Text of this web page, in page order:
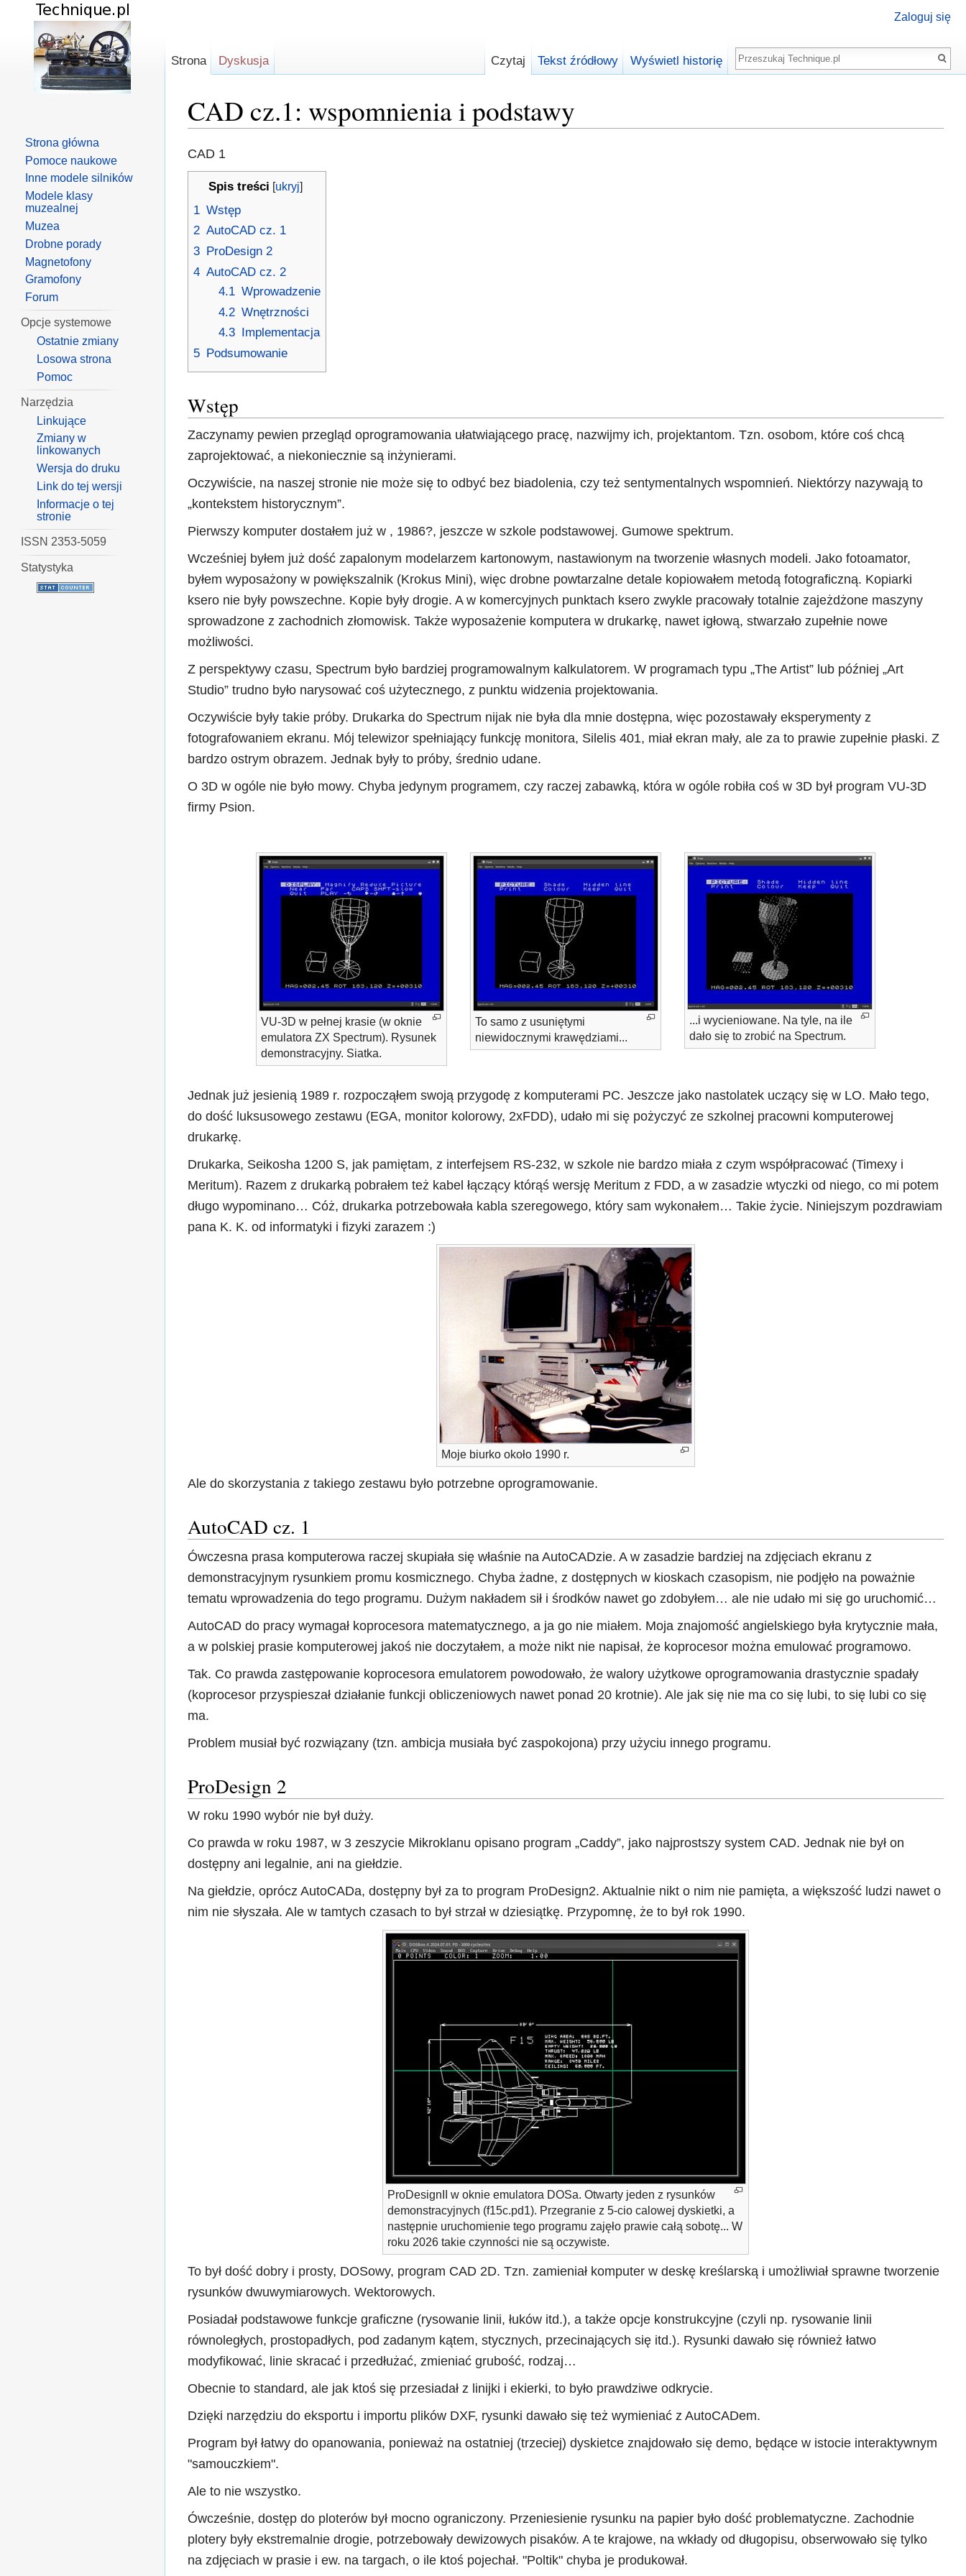
CAD cz.1: wspomnienia i podstawy
CAD 1
Spis treści [ukryj]
1 Wstęp
2 AutoCAD cz. 1
3 ProDesign 2
4 AutoCAD cz. 2
4.1 Wprowadzenie
4.2 Wnętrzności
4.3 Implementacja
5 Podsumowanie
Wstęp
Zaczynamy pewien przegląd oprogramowania ułatwiającego pracę, nazwijmy ich, projektantom. Tzn. osobom, które coś chcą
zaprojektować, a niekoniecznie są inżynierami.
Oczywiście, na naszej stronie nie może się to odbyć bez biadolenia, czy też sentymentalnych wspomnień. Niektórzy nazywają to
„kontekstem historycznym”.
Pierwszy komputer dostałem już w , 1986?, jeszcze w szkole podstawowej. Gumowe spektrum.
Wcześniej byłem już dość zapalonym modelarzem kartonowym, nastawionym na tworzenie własnych modeli. Jako fotoamator,
byłem wyposażony w powiększalnik (Krokus Mini), więc drobne powtarzalne detale kopiowałem metodą fotograficzną. Kopiarki
ksero nie były powszechne. Kopie były drogie. A w komercyjnych punktach ksero zwykle pracowały totalnie zajeżdżone maszyny
sprowadzone z zachodnich złomowisk. Także wyposażenie komputera w drukarkę, nawet igłową, stwarzało zupełnie nowe
możliwości.
Z perspektywy czasu, Spectrum było bardziej programowalnym kalkulatorem. W programach typu „The Artist” lub później „Art
Studio” trudno było narysować coś użytecznego, z punktu widzenia projektowania.
Oczywiście były takie próby. Drukarka do Spectrum nijak nie była dla mnie dostępna, więc pozostawały eksperymenty z
fotografowaniem ekranu. Mój telewizor spełniający funkcję monitora, Silelis 401, miał ekran mały, ale za to prawie zupełnie płaski. Z
bardzo ostrym obrazem. Jednak były to próby, średnio udane.
O 3D w ogóle nie było mowy. Chyba jedynym programem, czy raczej zabawką, która w ogóle robiła coś w 3D był program VU-3D
firmy Psion.
VU-3D w pełnej krasie (w oknie
emulatora ZX Spectrum). Rysunek
demonstracyjny. Siatka.
To samo z usuniętymi
niewidocznymi krawędziami...
...i wycieniowane. Na tyle, na ile
dało się to zrobić na Spectrum.
Jednak już jesienią 1989 r. rozpocząłem swoją przygodę z komputerami PC. Jeszcze jako nastolatek uczący się w LO. Mało tego,
do dość luksusowego zestawu (EGA, monitor kolorowy, 2xFDD), udało mi się pożyczyć ze szkolnej pracowni komputerowej
drukarkę.
Drukarka, Seikosha 1200 S, jak pamiętam, z interfejsem RS-232, w szkole nie bardzo miała z czym współpracować (Timexy i
Meritum). Razem z drukarką pobrałem też kabel łączący którąś wersję Meritum z FDD, a w zasadzie wtyczki od niego, co mi potem
długo wypominano… Cóż, drukarka potrzebowała kabla szeregowego, który sam wykonałem… Takie życie. Niniejszym pozdrawiam
pana K. K. od informatyki i fizyki zarazem :)
Moje biurko około 1990 r.
Ale do skorzystania z takiego zestawu było potrzebne oprogramowanie.
AutoCAD cz. 1
Ówczesna prasa komputerowa raczej skupiała się właśnie na AutoCADzie. A w zasadzie bardziej na zdjęciach ekranu z
demonstracyjnym rysunkiem promu kosmicznego. Chyba żadne, z dostępnych w kioskach czasopism, nie podjęło na poważnie
tematu wprowadzenia do tego programu. Dużym nakładem sił i środków nawet go zdobyłem… ale nie udało mi się go uruchomić…
AutoCAD do pracy wymagał koprocesora matematycznego, a ja go nie miałem. Moja znajomość angielskiego była krytycznie mała,
a w polskiej prasie komputerowej jakoś nie doczytałem, a może nikt nie napisał, że koprocesor można emulować programowo.
Tak. Co prawda zastępowanie koprocesora emulatorem powodowało, że walory użytkowe oprogramowania drastycznie spadały
(koprocesor przyspieszał działanie funkcji obliczeniowych nawet ponad 20 krotnie). Ale jak się nie ma co się lubi, to się lubi co się
ma.
Problem musiał być rozwiązany (tzn. ambicja musiała być zaspokojona) przy użyciu innego programu.
ProDesign 2
W roku 1990 wybór nie był duży.
Co prawda w roku 1987, w 3 zeszycie Mikroklanu opisano program „Caddy”, jako najprostszy system CAD. Jednak nie był on
dostępny ani legalnie, ani na giełdzie.
Na giełdzie, oprócz AutoCADa, dostępny był za to program ProDesign2. Aktualnie nikt o nim nie pamięta, a większość ludzi nawet o
nim nie słyszała. Ale w tamtych czasach to był strzał w dziesiątkę. Przypomnę, że to był rok 1990.
ProDesignII w oknie emulatora DOSa. Otwarty jeden z rysunków
demonstracyjnych (f15c.pd1). Przegranie z 5-cio calowej dyskietki, a
następnie uruchomienie tego programu zajęło prawie całą sobotę... W
roku 2026 takie czynności nie są oczywiste.
To był dość dobry i prosty, DOSowy, program CAD 2D. Tzn. zamieniał komputer w deskę kreślarską i umożliwiał sprawne tworzenie
rysunków dwuwymiarowych. Wektorowych.
Posiadał podstawowe funkcje graficzne (rysowanie linii, łuków itd.), a także opcje konstrukcyjne (czyli np. rysowanie linii
równoległych, prostopadłych, pod zadanym kątem, stycznych, przecinających się itd.). Rysunki dawało się również łatwo
modyfikować, linie skracać i przedłużać, zmieniać grubość, rodzaj…
Obecnie to standard, ale jak ktoś się przesiadał z linijki i ekierki, to było prawdziwe odkrycie.
Dzięki narzędziu do eksportu i importu plików DXF, rysunki dawało się też wymieniać z AutoCADem.
Program był łatwy do opanowania, ponieważ na ostatniej (trzeciej) dyskietce znajdowało się demo, będące w istocie interaktywnym
"samouczkiem".
Ale to nie wszystko.
Ówcześnie, dostęp do ploterów był mocno ograniczony. Przeniesienie rysunku na papier było dość problematyczne. Zachodnie
plotery były ekstremalnie drogie, potrzebowały dewizowych pisaków. A te krajowe, na wkłady od długopisu, obserwowało się tylko
na zdjęciach w prasie i ew. na targach, o ile ktoś pojechał. "Poltik" chyba je produkował.
Zaloguj się
Strona Dyskusja Czytaj Tekst źródłowy Wyświetl historię
Szukaj
Strona główna
Pomoce naukowe
Inne modele silników
Modele klasy
muzealnej
Muzea
Drobne porady
Magnetofony
Gramofony
Forum
Opcje systemowe
Ostatnie zmiany
Losowa strona
Pomoc
Narzędzia
Linkujące
Zmiany w
linkowanych
Wersja do druku
Link do tej wersji
Informacje o tej
stronie
ISSN 2353-5059
Statystyka